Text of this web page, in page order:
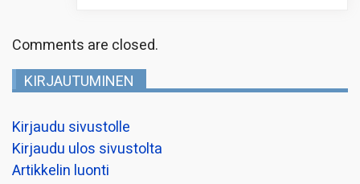
Comments are closed.
KIRJAUTUMINEN
Kirjaudu sivustolle
Kirjaudu ulos sivustolta
Artikkelin luonti